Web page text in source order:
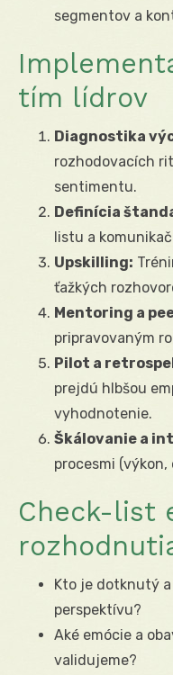
segmentov a
tím lídrov
Diagnostika
rozhodovacích
sentimentu.
Definícia
listu a
Upskilling:
ťažkých
Mentoring a
pripravovaným
Pilot a
prejdú hlbšou
vyhodnotenie.
Škálovanie a
procesmi
Check-list
Kto je dotknutý
perspektívu?
Aké emócie a
validujeme?